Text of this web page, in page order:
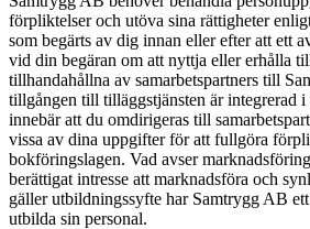
förpliktelser och utöva sina rättigheter
som begärts av dig innan eller efter att ett
vid din begäran om att nyttja eller erhålla
tillhandahållna av samarbetspartners till
tillgången till tilläggstjänsten är integrerad i
innebär att du omdirigeras till
vissa av dina uppgifter för att fullgöra
bokföringslagen. Vad avser
berättigat intresse att marknadsföra och
gäller utbildningssyfte har Samtrygg AB
utbilda sin personal.